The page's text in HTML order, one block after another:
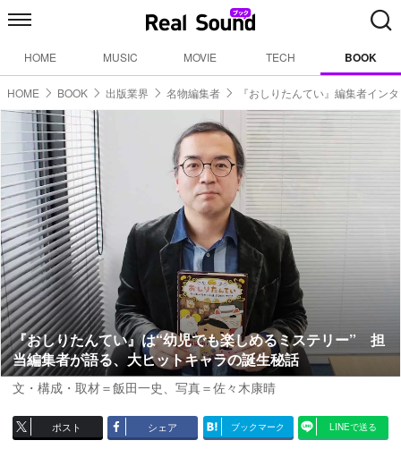
HOME MUSIC MOVIE TECH BOOK
HOME BOOK 出版業界 名物編集者 『おしりたんてい』編集者イン
『おしりたんてい』は“幼児でも楽しめるミステリー” 担
当編集者が語る、大ヒットキャラの誕生秘話
文・構成・取材＝飯田一史、写真＝佐々木康晴
ポスト シェア ブックマーク LINEで送る